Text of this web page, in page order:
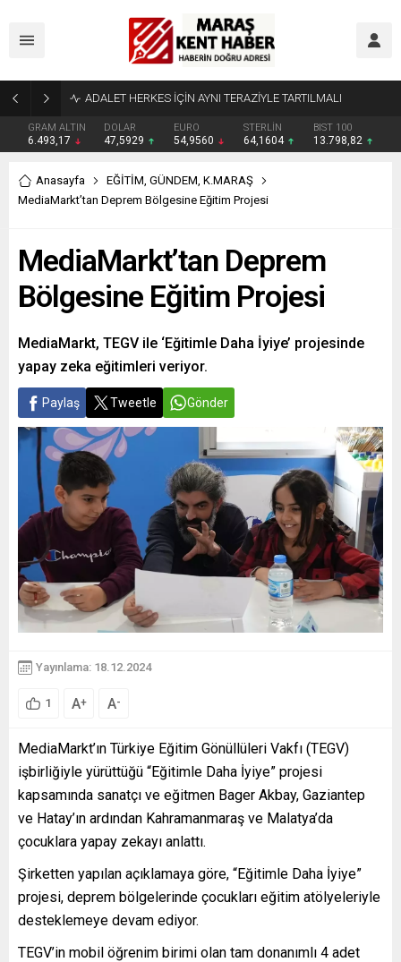
GRAM ALTIN
6.493,17
DOLAR
47,5929
EURO
54,9560
STERLİN
64,1604
BIST 100
13.798,82
Anasayfa EĞİTİM, GÜNDEM, K.MARAŞ
MediaMarkt’tan Deprem Bölgesine Eğitim Projesi
MediaMarkt’tan Deprem
Bölgesine Eğitim Projesi
MediaMarkt, TEGV ile ‘Eğitimle Daha İyiye’ projesinde
yapay zeka eğitimleri veriyor.
Paylaş Tweetle Gönder
Yayınlama: 18.12.2024
1 A+ A-
MediaMarkt’ın Türkiye Eğitim Gönüllüleri Vakfı (TEGV)
işbirliğiyle yürüttüğü “Eğitimle Daha İyiye” projesi
kapsamında sanatçı ve eğitmen Bager Akbay, Gaziantep
ve Hatay’ın ardından Kahramanmaraş ve Malatya’da
çocuklara yapay zekayı anlattı.
Şirketten yapılan açıklamaya göre, “Eğitimle Daha İyiye”
projesi, deprem bölgelerinde çocukları eğitim atölyeleriyle
desteklemeye devam ediyor.
TEGV’in mobil öğrenim birimi olan tam donanımlı 4 adet